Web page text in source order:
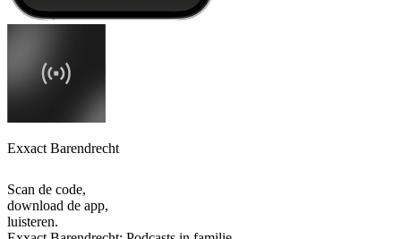
Exxact Barendrecht
Scan de code,
download de app,
luisteren.